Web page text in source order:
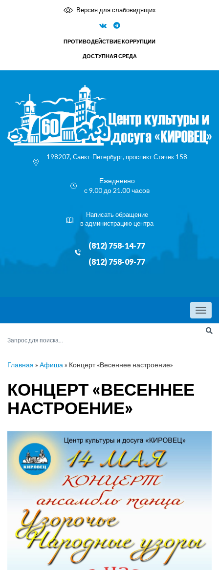
Версия для слабовидящих
ПРОТИВОДЕЙСТВИЕ КОРРУПЦИИ
ДОСТУПНАЯ СРЕДА
198207, Санкт-Петербург, проспект Стачек 158
Ежедневно
с 9.00 до 21.00 часов
Написать обращение
в администрацию центра
(812) 758-14-77
(812) 758-09-77
Menu
Главная » Афиша » Концерт «Весеннее настроение»
КОНЦЕРТ «ВЕСЕННЕЕ
НАСТРОЕНИЕ»